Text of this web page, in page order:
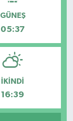
GÜNEŞ
05:37
İKINDI
16:39